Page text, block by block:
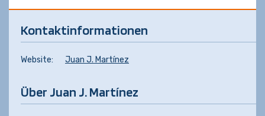
Kontaktinformationen
Website: Juan J. Martínez
Über Juan J. Martínez